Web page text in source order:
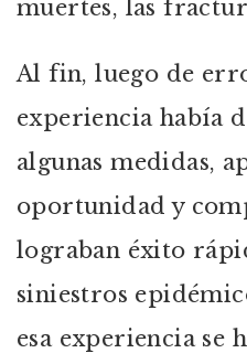
muertes, las
Al fin, luego de
experiencia había
algunas medidas,
oportunidad y
lograban éxito
siniestros
esa experiencia se